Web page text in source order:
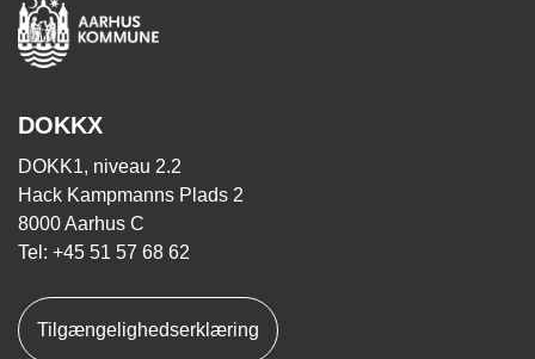
DOKKX
DOKK1, niveau 2.2
Hack Kampmanns Plads 2
8000 Aarhus C
Tel: +45 51 57 68 62
Tilgængelighedserklæring